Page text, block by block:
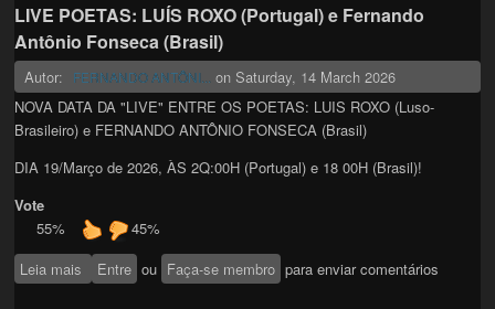
LIVE POETAS: LUÍS ROXO (Portugal) e Fernando
Antônio Fonseca (Brasil)
Autor: FERNANDO ANTÔNI... on Saturday, 14 March 2026
NOVA DATA DA "LIVE" ENTRE OS POETAS: LUIS ROXO (Luso-
Brasileiro) e FERNANDO ANTÔNIO FONSECA (Brasil)
DIA 19/Março de 2026, ÀS 2Q:00H (Portugal) e 18 00H (Brasil)!
Vote
55%
45%
Leia mais sobre LIVE POETAS: LUÍS ROXO (Portugal) e Fernando
Entre ou Faça-se membro para enviar comentários